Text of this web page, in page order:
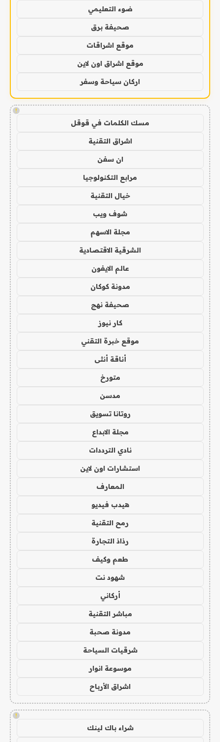
ضوء التعليمي
صحيفة برق
موقع اشراقات
موقع اشراق اون لاين
اركان سياحة وسفر
!
مسك الكلمات في قوقل
اشراق التقنية
ان سفن
مرابع التكنولوجيا
خيال التقنية
شوف ويب
مجلة الاسهم
الشرقية الاقتصادية
عالم الايفون
مدونة كوكان
صحيفة نهج
كار نيوز
موقع خبرة التقني
أناقة أنثى
متورخ
مدسن
روتانا تسويق
مجلة الابداع
نادي الترددات
استشارات اون لاين
المعارف
هيدب فيديو
رمح التقنية
رذاذ التجارة
طعم وكيف
شهود نت
أركاني
مباشر التقنية
مدونة صحبة
شرقيات السياحة
موسوعة انوار
اشراق الأرباح
!
شراء باك لينك